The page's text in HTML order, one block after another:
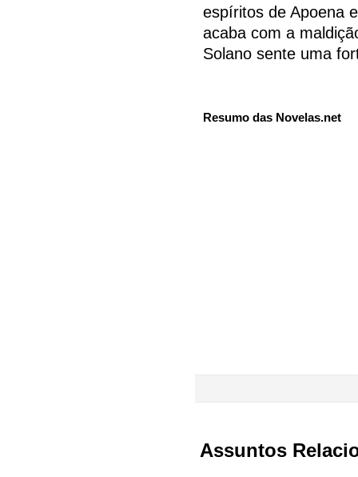
espíritos de Apoena
acaba com a
Solano sente uma
Resumo das Novelas.net
Assuntos